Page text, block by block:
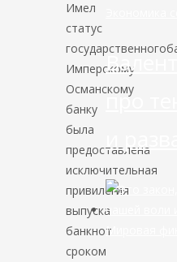
Имел
статус
Имперскому
Османскому
банку
была
предоставлена
исключительная
привилегия
выпуска
банкнот
сроком
про
Мировая